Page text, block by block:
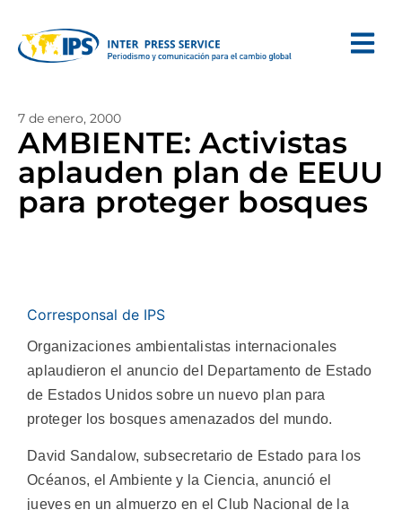
7 de enero, 2000
AMBIENTE: Activistas
aplauden plan de EEUU
para proteger bosques
Corresponsal de IPS
Organizaciones ambientalistas internacionales
aplaudieron el anuncio del Departamento de Estado
de Estados Unidos sobre un nuevo plan para
proteger los bosques amenazados del mundo.
David Sandalow, subsecretario de Estado para los
Océanos, el Ambiente y la Ciencia, anunció el
jueves en un almuerzo en el Club Nacional de la